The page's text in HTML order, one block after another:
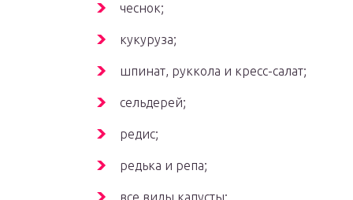
чеснок;
кукуруза;
шпинат, руккола и кресс-салат;
сельдерей;
редис;
редька и репа;
все виды капусты;